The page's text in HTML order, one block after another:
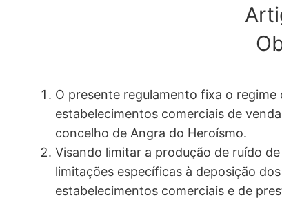
O presente regulamento fixa o
estabelecimentos comerciais de
concelho de Angra do Heroísmo.
Visando limitar a produção de ruído
limitações específicas à deposição
estabelecimentos comerciais e de